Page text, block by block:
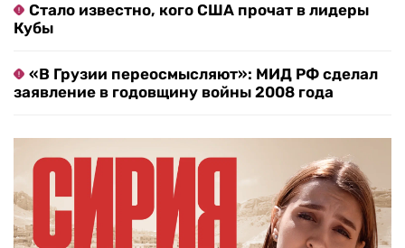
Стало известно, кого США прочат в лидеры
Кубы
«В Грузии переосмысляют»: МИД РФ сделал
заявление в годовщину войны 2008 года